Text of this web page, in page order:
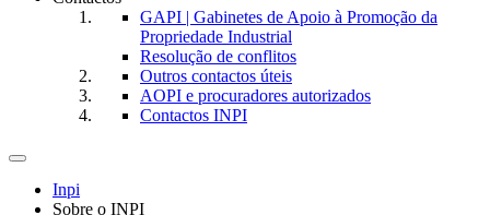
GAPI | Gabinetes de Apoio à Promoção da
Propriedade Industrial
Resolução de conflitos
Outros contactos úteis
AOPI e procuradores autorizados
Contactos INPI
Toggle
navigation
Inpi
Sobre o INPI